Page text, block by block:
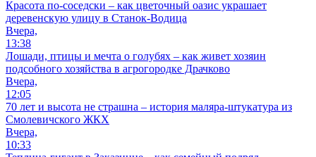
Красота по-соседски – как цветочный оазис украшает
деревенскую улицу в Станок-Водица
Вчера,
13:38
Лошади, птицы и мечта о голубях – как живет хозяин
подсобного хозяйства в агрогородке Драчково
Вчера,
12:05
70 лет и высота не страшна – история маляра-штукатура из
Смолевичского ЖКХ
Вчера,
10:33